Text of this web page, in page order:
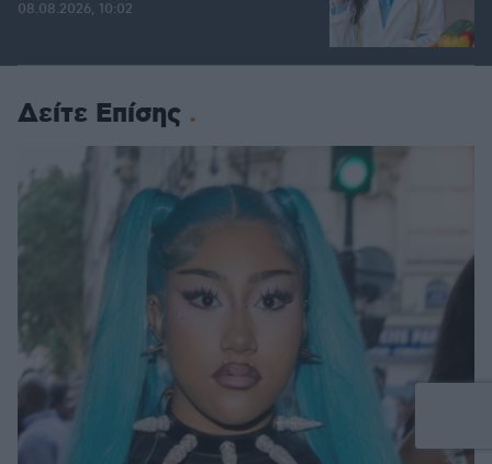
08.08.2026, 10:02
Δείτε Επίσης